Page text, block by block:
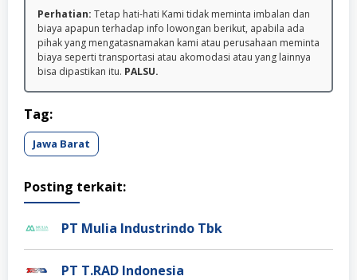
Perhatian: Tetap hati-hati Kami tidak meminta imbalan dan
biaya apapun terhadap info lowongan berikut, apabila ada
pihak yang mengatasnamakan kami atau perusahaan meminta
biaya seperti transportasi atau akomodasi atau yang lainnya
bisa dipastikan itu. PALSU.
Tag:
Jawa Barat
Posting terkait:
PT Mulia Industrindo Tbk
PT T.RAD Indonesia